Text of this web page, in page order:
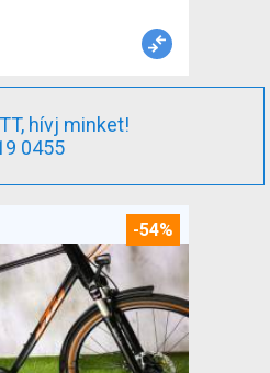
hívj minket!
0455
-54%